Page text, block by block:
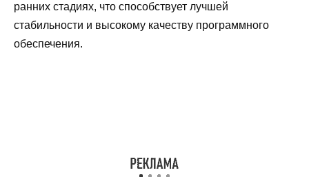
ранних стадиях, что способствует лучшей
стабильности и высокому качеству программного
обеспечения.